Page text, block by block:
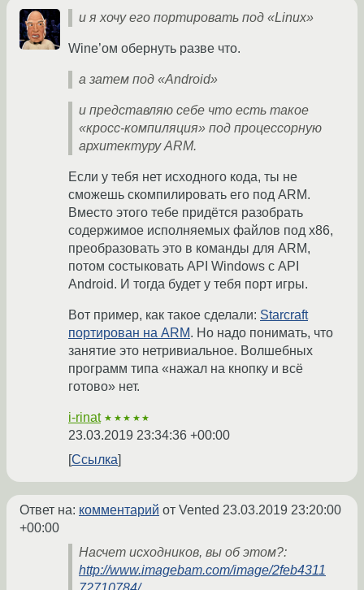
и я хочу его портировать под «Linux»
Wine’ом обернуть разве что.
а затем под «Android»
и представляю себе что есть такое
«кросс-компиляция» под процессорную
архитектуру ARM.
Если у тебя нет исходного кода, ты не
сможешь скомпилировать его под ARM.
Вместо этого тебе придётся разобрать
содержимое исполняемых файлов под x86,
преобразовать это в команды для ARM,
потом состыковать API Windows с API
Android. И тогда будет у тебя порт игры.
Вот пример, как такое сделали: Starcraft
портирован на ARM. Но надо понимать, что
занятие это нетривиальное. Волшебных
программ типа «нажал на кнопку и всё
готово» нет.
i-rinat ★★★★★
23.03.2019 23:34:36 +00:00
Ссылка
Ответ на: комментарий от Vented 23.03.2019 23:20:00
+00:00
Насчет исходников, вы об этом?:
http://www.imagebam.com/image/2feb4311